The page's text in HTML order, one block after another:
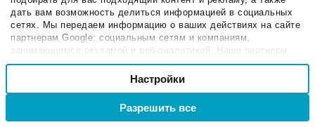
дать вам возможность делиться информацией в социальных
сетях. Мы передаем информацию о ваших действиях на сайте
партнерам Google: социальным сетям и компаниям,
занимающимся рекламой и веб-аналитикой. Наши партнеры
могут комбинировать эти сведения с предоставленной вами
информацией, а также данными, которые они получили при
использовании вами их сервисов.
Выбор
Настроечные
Настройки
Разрешить все
Безопасность SendPulse
Политика конфиденциальностиПолитика Cookies
© 2015 - 2026. SendPulse Inc. Все права защищены.